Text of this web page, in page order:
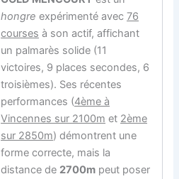
hongre expérimenté avec 76
courses à son actif, affichant
un palmarès solide (11
victoires, 9 places secondes, 6
troisièmes). Ses récentes
performances (4ème à
Vincennes sur 2100m et 2ème
sur 2850m) démontrent une
forme correcte, mais la
distance de 2700m peut poser